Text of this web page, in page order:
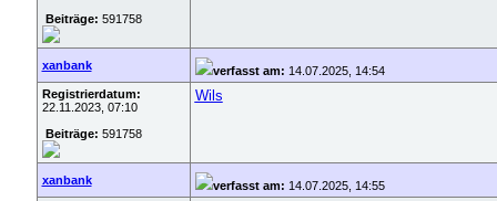
Beiträge: 591758
xanbank verfasst am: 14.07.2025, 14:54
Registrierdatum:
22.11.2023, 07:10
Beiträge: 591758
Wils
xanbank verfasst am: 14.07.2025, 14:55